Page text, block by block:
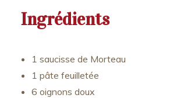
Ingrédients
1 saucisse de Morteau
1 pâte feuilletée
6 oignons doux